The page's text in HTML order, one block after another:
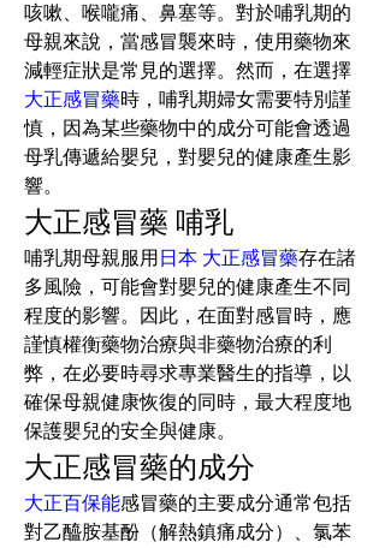
咳嗽、喉嚨痛、鼻塞等。對於哺乳期的
母親來說，當感冒襲來時，使用藥物來
減輕症狀是常見的選擇。然而，在選擇
大正感冒藥時，哺乳期婦女需要特別謹
慎，因為某些藥物中的成分可能會透過
母乳傳遞給嬰兒，對嬰兒的健康產生影
響。
大正感冒藥 哺乳
哺乳期母親服用日本 大正感冒藥存在諸
多風險，可能會對嬰兒的健康產生不同
程度的影響。因此，在面對感冒時，應
謹慎權衡藥物治療與非藥物治療的利
弊，在必要時尋求專業醫生的指導，以
確保母親健康恢復的同時，最大程度地
保護嬰兒的安全與健康。
大正感冒藥的成分
大正百保能感冒藥的主要成分通常包括
對乙醯胺基酚（解熱鎮痛成分）、氯苯